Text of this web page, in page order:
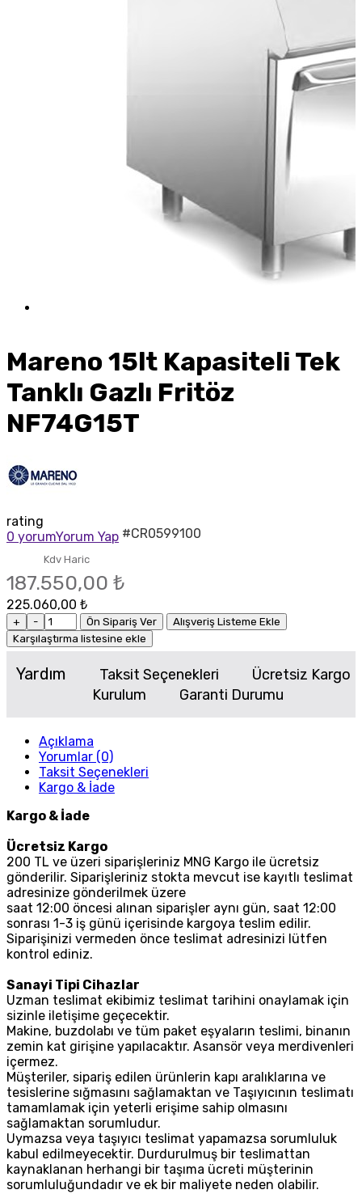
Mareno 15lt Kapasiteli Tek
Tanklı Gazlı Fritöz
NF74G15T
rating
0 yorumYorum Yap #CR0599100
Kdv Haric
187.550,00 ₺
225.060,00 ₺
+ - Ön Sipariş Ver
Alışveriş Listeme Ekle
Karşılaştırma listesine ekle
Yardım Taksit Seçenekleri
Ücretsiz Kargo
Kurulum
Garanti Durumu
Açıklama
Yorumlar (0)
Taksit Seçenekleri
Kargo & İade
Kargo & İade
Ücretsiz Kargo
200 TL ve üzeri siparişleriniz MNG Kargo ile ücretsiz
gönderilir. Siparişleriniz stokta mevcut ise kayıtlı teslimat
adresinize gönderilmek üzere
saat 12:00 öncesi alınan siparişler aynı gün, saat 12:00
sonrası 1-3 iş günü içerisinde kargoya teslim edilir.
Siparişinizi vermeden önce teslimat adresinizi lütfen
kontrol ediniz.
Sanayi Tipi Cihazlar
Uzman teslimat ekibimiz teslimat tarihini onaylamak için
sizinle iletişime geçecektir.
Makine, buzdolabı ve tüm paket eşyaların teslimi, binanın
zemin kat girişine yapılacaktır. Asansör veya merdivenleri
içermez.
Müşteriler, sipariş edilen ürünlerin kapı aralıklarına ve
tesislerine sığmasını sağlamaktan ve Taşıyıcının teslimatı
tamamlamak için yeterli erişime sahip olmasını
sağlamaktan sorumludur.
Uymazsa veya taşıyıcı teslimat yapamazsa sorumluluk
kabul edilmeyecektir. Durdurulmuş bir teslimattan
kaynaklanan herhangi bir taşıma ücreti müşterinin
sorumluluğundadır ve ek bir maliyete neden olabilir.